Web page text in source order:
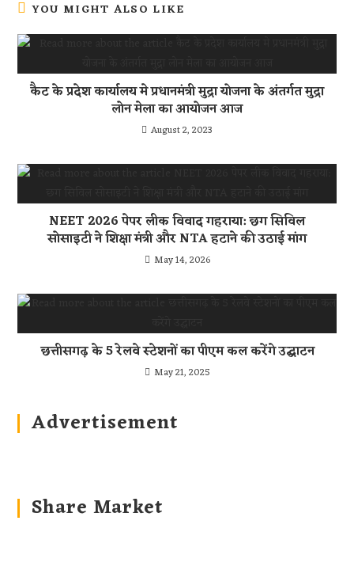
YOU MIGHT ALSO LIKE
कैट के प्रदेश कार्यालय मे प्रधानमंत्री मुद्रा योजना के अंतर्गत मुद्रा
लोन मेला का आयोजन आज
August 2, 2023
NEET 2026 पेपर लीक विवाद गहराया: छग सिविल
सोसाइटी ने शिक्षा मंत्री और NTA हटाने की उठाई मांग
May 14, 2026
छत्तीसगढ़ के 5 रेलवे स्टेशनों का पीएम कल करेंगे उद्घाटन
May 21, 2025
Advertisement
Share Market